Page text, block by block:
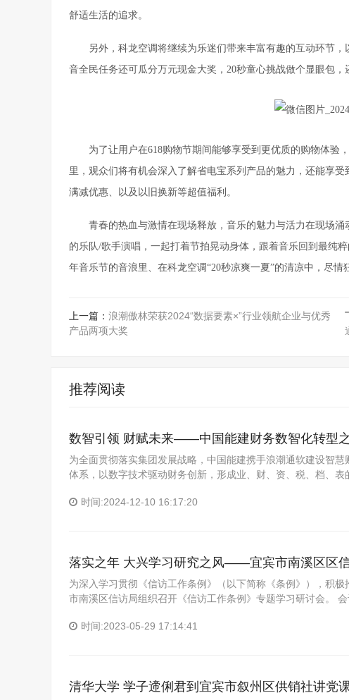
舒适生活的追求。
另外，科龙空调将继续为乐迷们带来丰富有趣的互动环节
音全民任务还可瓜分万元现金大奖，20秒童心挑战做个显眼包，
为了让用户在618购物节期间能够享受到更优质的购物体验
里，观众们将有机会深入了解省电宝系列产品的魅力，还能享
满减优惠、以及以旧换新等超值福利。
青春的热血与激情在现场释放，音乐的魅力与活力在现场
的乐队/歌手演唱，一起打着节拍晃动身体，跟着音乐回到最纯
年音乐节的音浪里、在科龙空调“20秒凉爽一夏”的清凉中，尽情
上一篇： 浪潮傲林荣获2024“数据要素×”行业领航企业与优秀
产品两项大奖
推荐阅读
数智引领 财赋未来——中国能建财务数智化转型
为全面贯彻落实集团发展战略，中国能建携手浪潮通软建设智
体系，以数字技术驱动财务创新，形成业、财、资、税、档、
时间:2024-12-10 16:17:20
落实之年 大兴学习研究之风——宜宾市南溪区区
为深入学习贯彻《信访工作条例》（以下简称《条例》），积
市南溪区信访局组织召开《信访工作条例》专题学习研讨会。
时间:2023-05-29 17:14:41
清华大学 学子遆俐君到宜宾市叙州区供销社讲党